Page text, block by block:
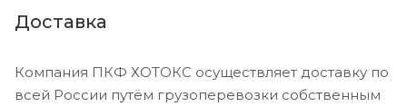
Доставка
Компания ПКФ ХОТОКС осуществляет доставку по
всей России путём грузоперевозки собственным